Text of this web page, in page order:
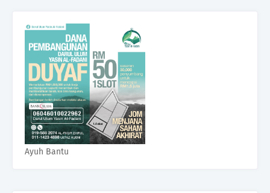
Ayuh Bantu